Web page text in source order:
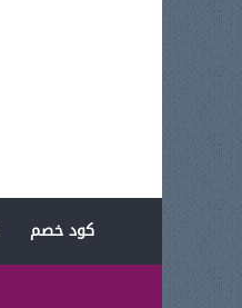
كود خصم